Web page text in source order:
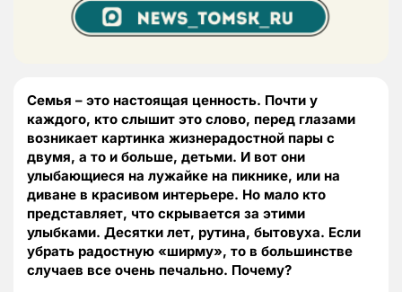
Семья – это настоящая ценность. Почти у
каждого, кто слышит это слово, перед глазами
возникает картинка жизнерадостной пары с
двумя, а то и больше, детьми. И вот они
улыбающиеся на лужайке на пикнике, или на
диване в красивом интерьере. Но мало кто
представляет, что скрывается за этими
улыбками. Десятки лет, рутина, бытовуха. Если
убрать радостную «ширму», то в большинстве
случаев все очень печально. Почему?